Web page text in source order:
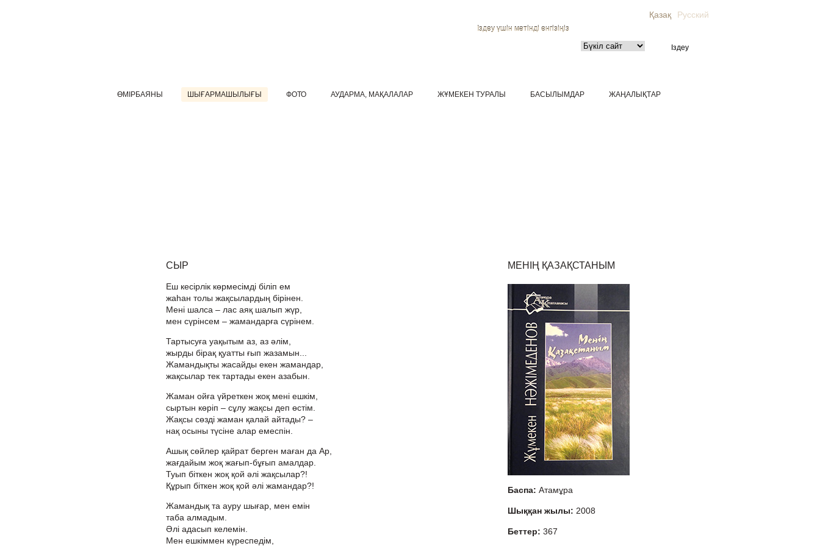
Қазақ Русский
Іздеу үшін мәтінді енгізіңіз
ӨМІРБАЯНЫ ШЫҒАРМАШЫЛЫҒЫ ФОТО АУДАРМА, МАҚАЛАЛАР ЖҰМЕКЕН ТУРАЛЫ БАСЫЛЫМДАР ЖАҢАЛЫҚТАР
СЫР
Еш кесірлік көрмесімді біліп ем
жаһан толы жақсылардың бірінен.
Мені шалса – лас аяқ шалып жүр,
мен сүрінсем – жамандарға сүрінем.
Тартысуға уақытым аз, аз әлім,
жырды бірақ қуатты ғып жазамын...
Жамандықты жасайды екен жамандар,
жақсылар тек тартады екен азабын.
Жаман ойға үйреткен жоқ мені ешкім,
сыртын көріп – сұлу жақсы деп өстім.
Жақсы сөзді жаман қалай айтады? –
нақ осыны түсіне алар емеспін.
Ашық сөйлер қайрат берген маған да Ар,
жағдайым жоқ жағып-бұғып амалдар.
Туып біткен жоқ қой әлі жақсылар?!
Құрып біткен жоқ қой әлі жамандар?!
Жамандық та ауру шығар, мен емін
таба алмадым.
Әлі адасып келемін.
Мен ешкіммен күреспедім,
МЕНІҢ ҚАЗАҚСТАНЫМ
Баспа: Атамұра
Шыққан жылы: 2008
Беттер: 367